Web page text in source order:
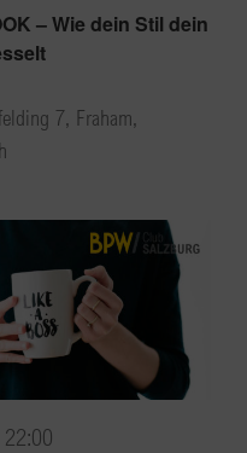
– Wie dein Stil dein
7, Fraham,
22:00